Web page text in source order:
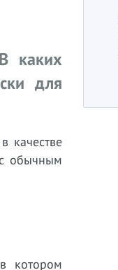
каких
для
качестве
обычным
котором